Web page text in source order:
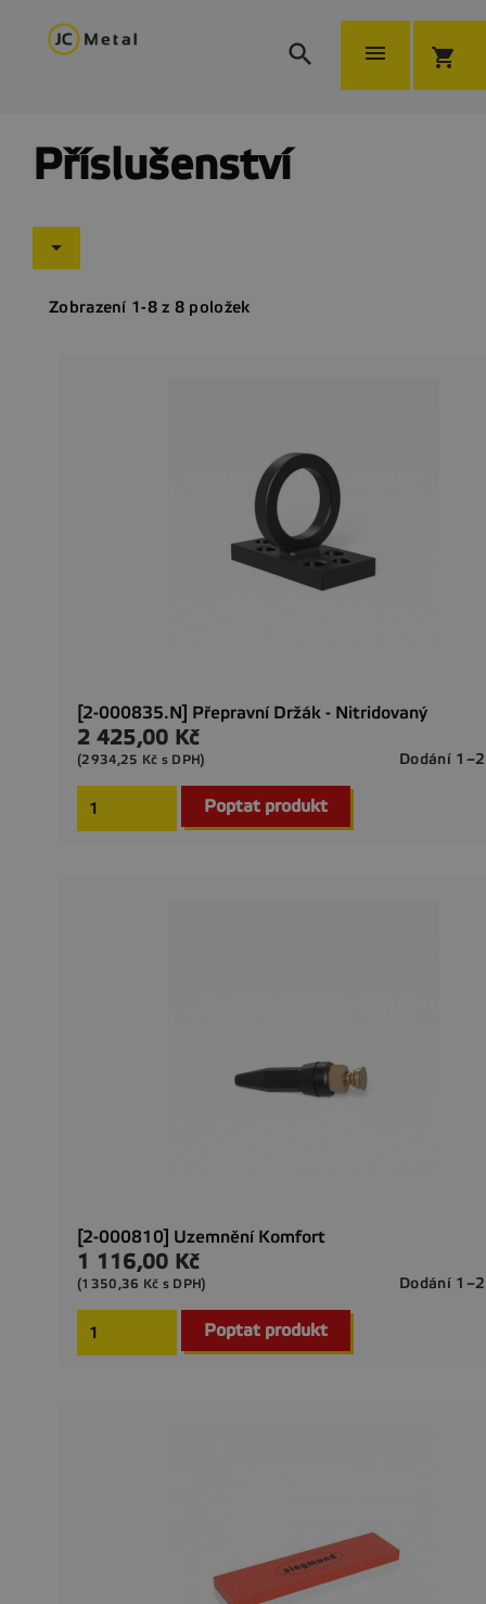
  shopping_cart
Příslušenství

Zobrazení 1-8 z 8 položek
[2-000835.N] Přepravní Držák - Nitridovaný
Cena
2 425,00 Kč
Dodání
(2934,25 Kč s DPH)
Poptat produkt
[2-000810] Uzemnění Komfort
Cena
1 116,00 Kč
Dodání
(1350,36 Kč s DPH)
Poptat produkt